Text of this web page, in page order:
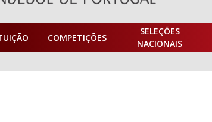
COMPETIÇÕES
SELEÇÕES
NACIONAIS